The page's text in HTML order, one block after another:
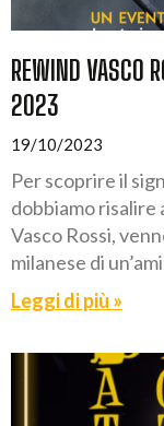
REWIND VASCO
2023
19/10/2023
Per scoprire il
dobbiamo risalire
Vasco Rossi,
milanese di
Leggi di più »